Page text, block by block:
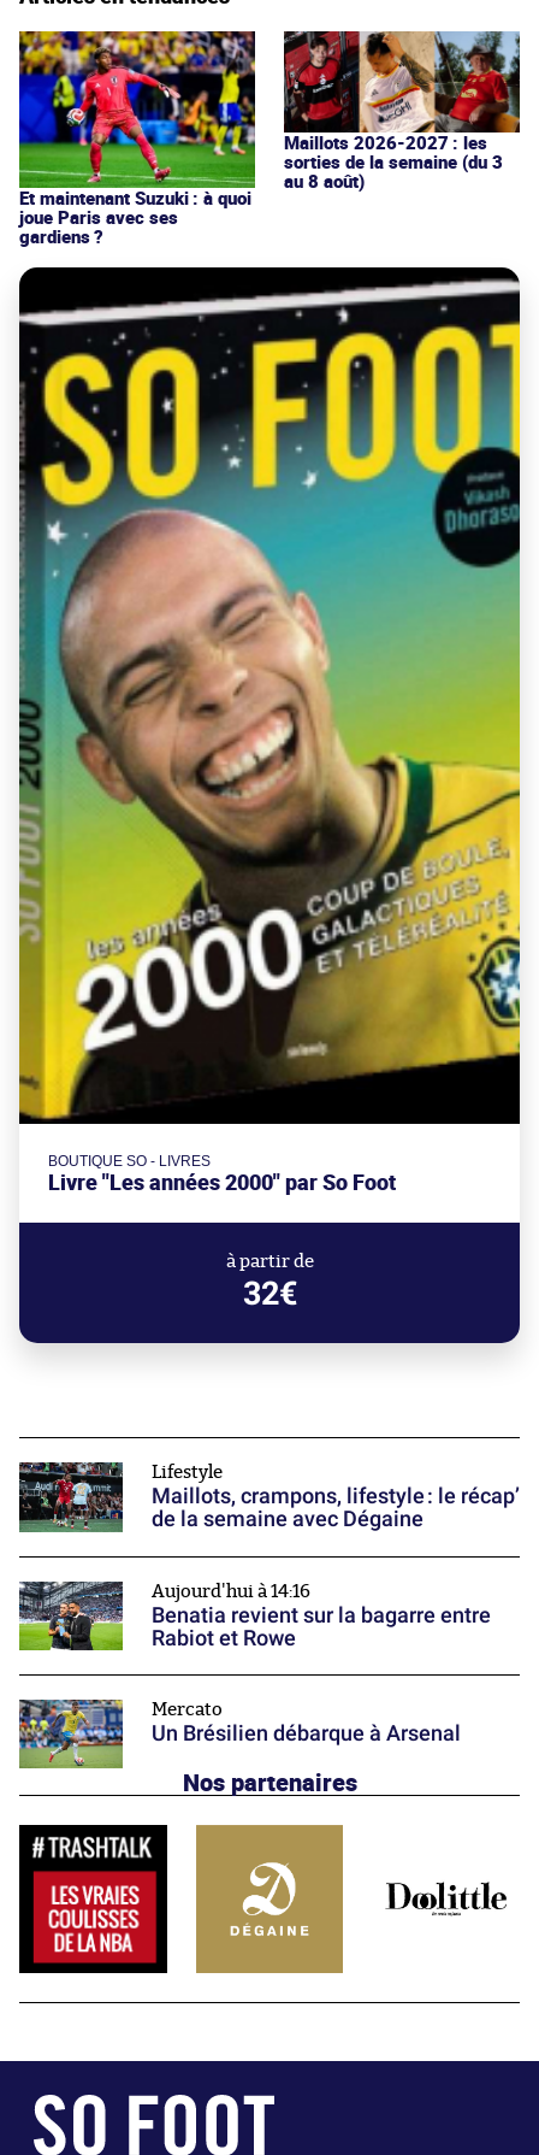
Et maintenant Suzuki : à quoi
joue Paris avec ses
gardiens ?
Maillots 2026-2027 : les
sorties de la semaine (du 3
au 8 août)
BOUTIQUE SO - LIVRES
Livre "Les années 2000" par So Foot
à partir de
32€
Lifestyle
Maillots, crampons, lifestyle : le récap’
de la semaine avec Dégaine
Aujourd'hui à 14:16
Benatia revient sur la bagarre entre
Rabiot et Rowe
Mercato
Un Brésilien débarque à Arsenal
Nos partenaires